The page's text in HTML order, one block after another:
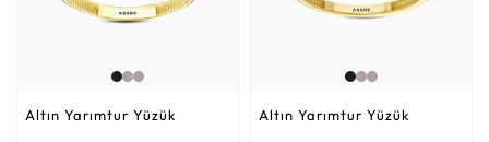
Altın Yarımtur Yüzük Altın Yarımtur Yüzük